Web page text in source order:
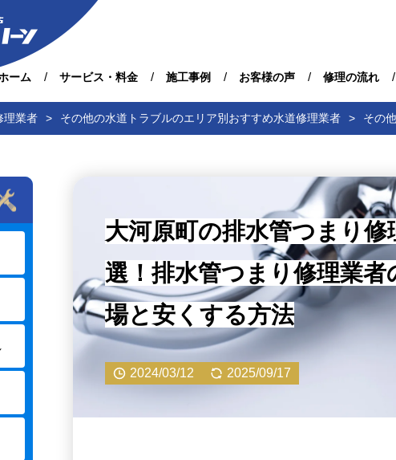
ーム サービス・料金 施工事例 お客様の声 修理の流れ
理業者 その他の水道トラブルのエリア別おすすめ水道修理業者 その
大河原町の排水管つまり
選！排水管つまり修理業者
場と安くする方法
2024/03/12 2025/09/17